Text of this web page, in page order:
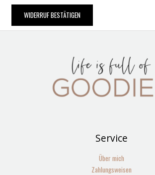
WIDERRUF BESTÄTIGEN
Service
Über mich
Zahlungsweisen